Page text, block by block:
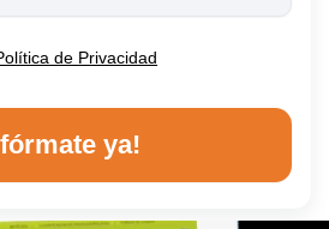
de Privacidad
ya!